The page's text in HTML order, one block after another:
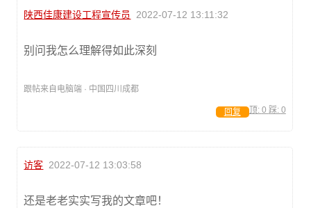
陕西佳康建设工程宣传员 2022-07-12 13:11:32
别问我怎么理解得如此深刻
跟帖来自电脑端 · 中国四川成都
顶: 0 踩: 0
回复
访客 2022-07-12 13:03:58
还是老老实实写我的文章吧！